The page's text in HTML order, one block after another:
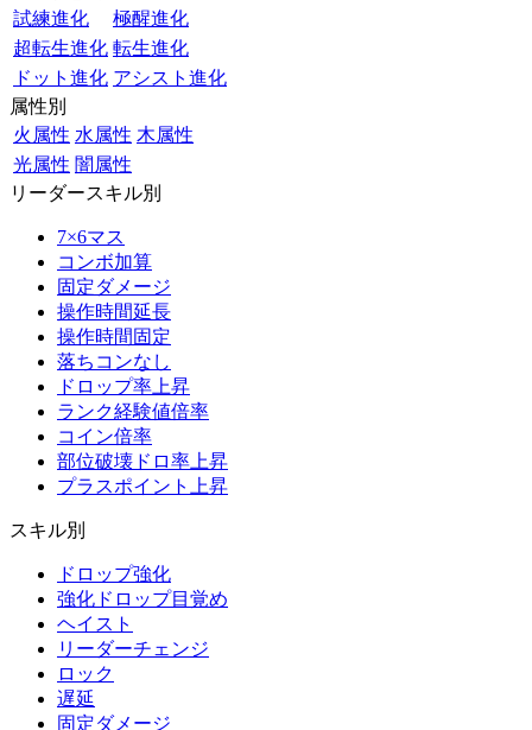
試練進化
極醒進化
超転生進化 転生進化
ドット進化 アシスト進化
属性別
火属性 水属性 木属性
光属性 闇属性
リーダースキル別
7×6マス
コンボ加算
固定ダメージ
操作時間延長
操作時間固定
落ちコンなし
ドロップ率上昇
ランク経験値倍率
コイン倍率
部位破壊ドロ率上昇
プラスポイント上昇
スキル別
ドロップ強化
強化ドロップ目覚め
ヘイスト
リーダーチェンジ
ロック
遅延
固定ダメージ